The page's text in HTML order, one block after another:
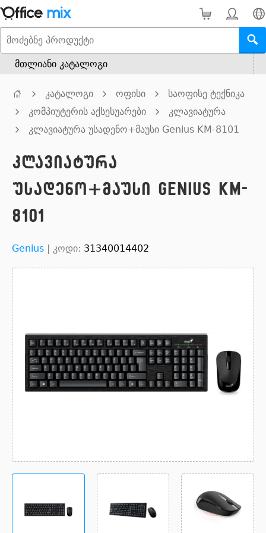
მთლიანი კატალოგი
კატალოგი ოფისი
საოფისე ტექნიკა
კომპიუტერის აქსესუარები
კლავიატურა
კლავიატურა უსადენო+მაუსი Genius KM-8101
კლავიატურა
უსადენო+მაუსი Genius KM-
8101
Genius | კოდი: 31340014402